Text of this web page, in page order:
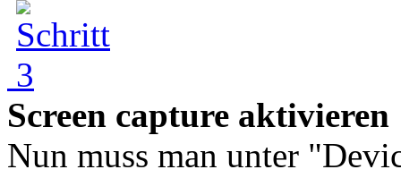
Screen capture aktivieren
Nun muss man unter